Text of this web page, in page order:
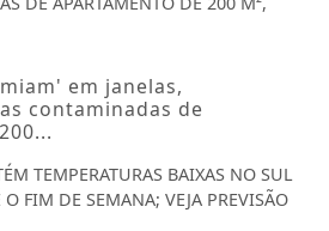
em janelas,
contaminadas de